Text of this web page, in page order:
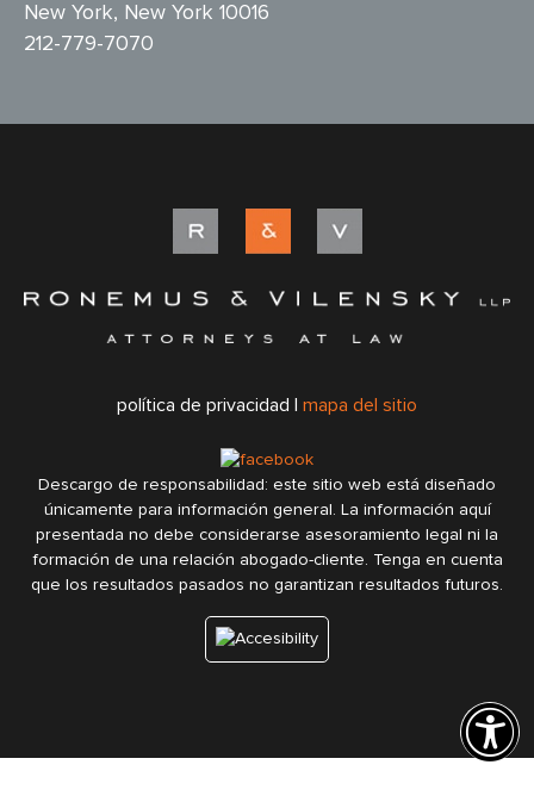
New York, New York 10016
212-779-7070
política de privacidad | mapa del sitio
Descargo de responsabilidad: este sitio web está diseñado
únicamente para información general. La información aquí
presentada no debe considerarse asesoramiento legal ni la
formación de una relación abogado-cliente. Tenga en cuenta
que los resultados pasados no garantizan resultados futuros.